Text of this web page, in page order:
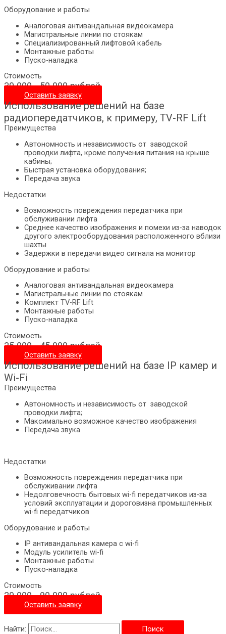
Оборудование и работы
Аналоговая антивандальная видеокамера
Магистральные линии по стоякам
Специализированный лифтовой кабель
Монтажные работы
Пуско-наладка
Стоимость
30 000 - 50 000 рублей
Оставить заявку
Использование решений на базе
радиопередатчиков, к примеру, TV-RF Lift
Преимущества
Автономность и независимость от заводской
проводки лифта, кроме получения питания на крыше
кабины;
Быстрая установка оборудования;
Передача звука
Недостатки
Возможность повреждения передатчика при
обслуживании лифта
Среднее качество изображения и помехи из-за наводок
другого электрооборудования расположенного вблизи
шахты
Задержки в передачи видео сигнала на монитор
Оборудование и работы
Аналоговая антивандальная видеокамера
Магистральные линии по стоякам
Комплект TV-RF Lift
Монтажные работы
Пуско-наладка
Стоимость
25 000 - 45 000 рублей
Оставить заявку
Использование решений на базе IP камер и
Wi-Fi
Преимущества
Автономность и независимость от заводской
проводки лифта;
Максимально возможное качество изображения
Передача звука
Недостатки
Возможность повреждения передатчика при
обслуживании лифта
Недолговечность бытовых wi-fi передатчиков из-за
условий эксплуатации и дороговизна промышленных
wi-fi передатчиков
Оборудование и работы
IP антивандальная камера c wi-fi
Модуль усилитель wi-fi
Монтажные работы
Пуско-наладка
Стоимость
20 000 - 90 000 рублей
Оставить заявку
Найти: